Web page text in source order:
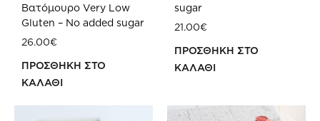
του
Βατόμουρο Very Low
Gluten – No added sugar
26.00€
ΠΡΟΣΘΗΚΗ ΣΤΟ
ΚΑΛΑΘΙ
sugar
21.00€
ΠΡΟΣΘΗΚΗ ΣΤΟ
ΚΑΛΑΘΙ